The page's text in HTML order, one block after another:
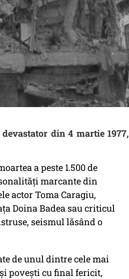
din 4 martie 1977,
a peste 1.500 de
marcante din
actor Toma Caragiu,
Doina Badea sau criticul
seismul lăsând o
de unul dintre cele mai
povești cu final fericit,